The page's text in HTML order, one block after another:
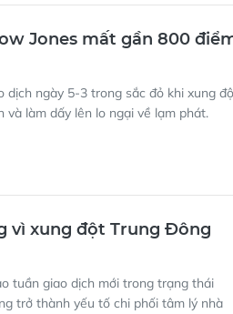
Jones mất gần 800
dịch ngày 5-3 trong sắc đỏ khi xung
làm dấy lên lo ngại về lạm phát.
vì xung đột Trung Đông
tuần giao dịch mới trong trạng thái
trở thành yếu tố chi phối tâm lý nhà